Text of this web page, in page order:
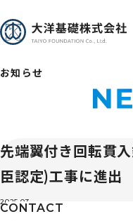
お知らせ
先端翼付き回転貫
臣認定)工事に進出
2025.03
CONTACT